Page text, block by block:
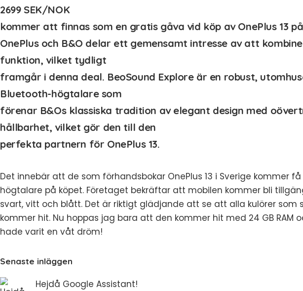
2699 SEK/NOK
kommer att finnas som en gratis gåva vid köp av OnePlus 13
OnePlus och B&O delar ett gemensamt intresse av att
funktion, vilket tydligt
framgår i denna deal. BeoSound Explore är en robust,
Bluetooth-högtalare som
förenar B&Os klassiska tradition av elegant design med
hållbarhet, vilket gör den till den
perfekta partnern för OnePlus 13.
Det innebär att de som förhandsbokar OnePlus 13 i Sverige kommer
högtalare på köpet. Företaget bekräftar att mobilen kommer bli
svart, vitt och blått. Det är riktigt glädjande att se att alla kulörer som
kommer hit. Nu hoppas jag bara att den kommer hit med 24 GB RAM
hade varit en våt dröm!
Senaste inläggen
Hejdå Google Assistant!